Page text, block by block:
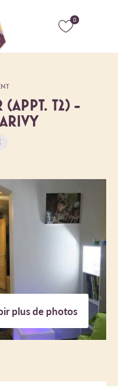
0
(APPT. T2) -
plus de photos